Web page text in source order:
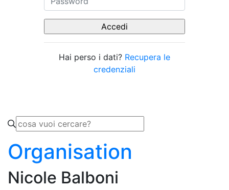
Hai perso i dati? Recupera le
credenziali
Organisation
Nicole Balboni